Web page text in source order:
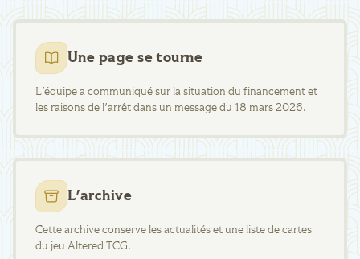
Une page se tourne
L'équipe a communiqué sur la situation du financement et
les raisons de l'arrêt dans un message du 18 mars 2026.
L'archive
Cette archive conserve les actualités et une liste de cartes
du jeu Altered TCG.